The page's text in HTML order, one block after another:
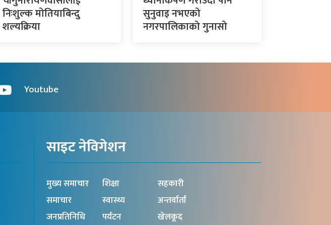
निःशुल्क मोतियाबिन्दु
शल्यक्रिया
सुनुवाइ नभएको
नगरपालिकाको गुनासो
Youtube
साइट नेविगेशन
मुख्य समाचार
समाचार
जनप्रतिनिधि
शिक्षा
स्वास्थ्य
पर्यटन
सहकारी
अन्तर्वार्ता
खेलकूद